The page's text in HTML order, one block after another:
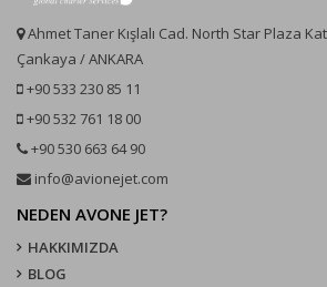
Ahmet Taner Kışlalı Cad. North Star Plaza
Çankaya / ANKARA
+90 533 230 85 11
+90 532 761 18 00
+90 530 663 64 90
info@avionejet.com
NEDEN AVONE JET?
HAKKIMIZDA
BLOG